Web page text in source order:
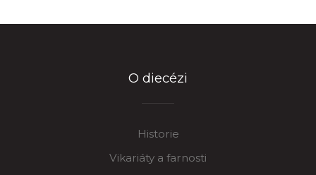
O diecézi
Historie
Vikariáty a farnosti